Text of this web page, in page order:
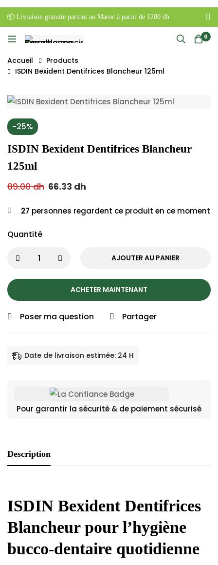
📦 Livraison gratuite partout au Maroc à partir de 1200 dh
0
Accueil
Products
ISDIN Bexident Dentifrices Blancheur 125ml
-25%
ISDIN Bexident Dentifrices Blancheur
125ml
89.00dh 66.33 dh
27 personnes regardent ce produit en ce moment
Quantité
AJOUTER AU PANIER
ACHETER MAINTENANT
Poser ma question Partager
Date de livraison estimée: 24 H
Pour garantir la sécurité & de paiement sécurisé
Description
ISDIN Bexident Dentifrices
Blancheur pour l’hygiène
bucco-dentaire quotidienne